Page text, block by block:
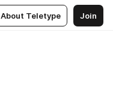
About Teletype Join